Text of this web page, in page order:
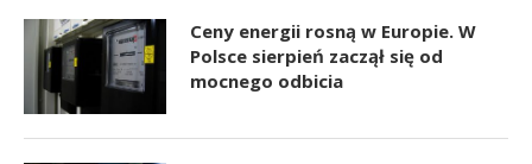
Ceny energii rosną w Europie. W
Polsce sierpień zaczął się od
mocnego odbicia